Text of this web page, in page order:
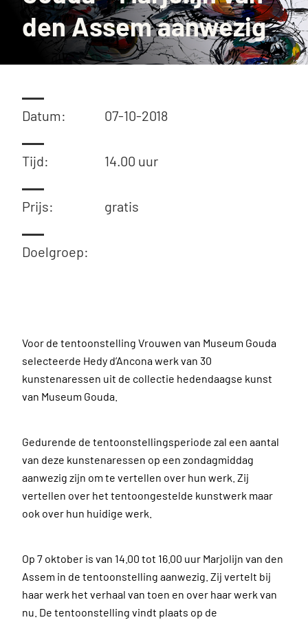
den Assem aanwezig
Datum: 07-10-2018
Tijd: 14.00 uur
Prijs: gratis
Doelgroep:
Voor de tentoonstelling Vrouwen van Museum Gouda
selecteerde Hedy d’Ancona werk van 30
kunstenaressen uit de collectie hedendaagse kunst
van Museum Gouda.
Gedurende de tentoonstellingsperiode zal een aantal
van deze kunstenaressen op een zondagmiddag
aanwezig zijn om te vertellen over hun werk. Zij
vertellen over het tentoongestelde kunstwerk maar
ook over hun huidige werk.
Op 7 oktober is van 14.00 tot 16.00 uur Marjolijn van den
Assem in de tentoonstelling aanwezig. Zij vertelt bij
haar werk het verhaal van toen en over haar werk van
nu. De tentoonstelling vindt plaats op de